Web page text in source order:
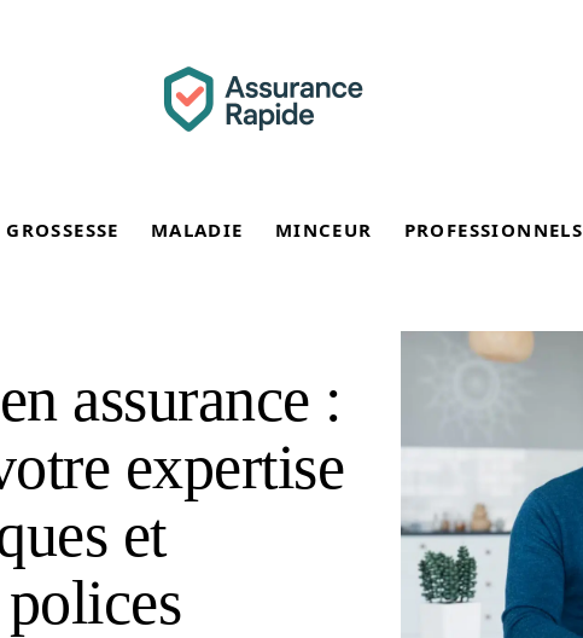
GROSSESSE MALADIE MINCEUR PROFESSIONNELS
assurance :
expertise
et